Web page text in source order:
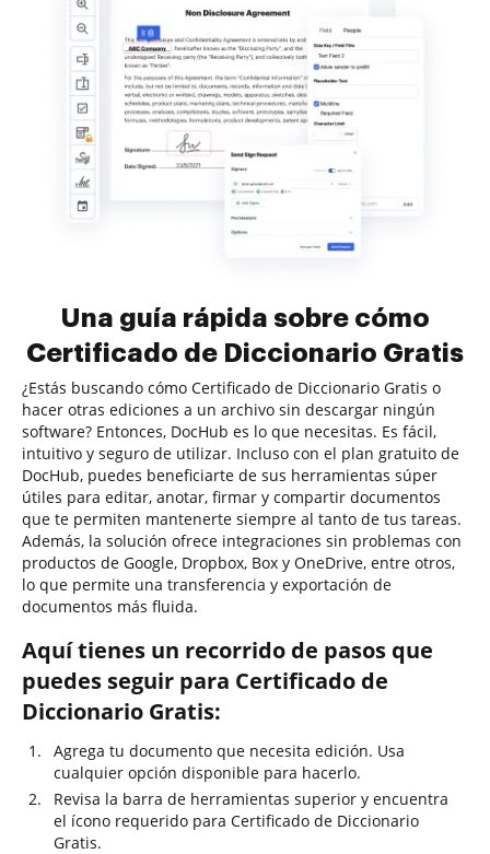
Una guía rápida sobre cómo
Certificado de Diccionario Gratis
¿Estás buscando cómo Certificado de Diccionario Gratis o
hacer otras ediciones a un archivo sin descargar ningún
software? Entonces, DocHub es lo que necesitas. Es fácil,
intuitivo y seguro de utilizar. Incluso con el plan gratuito de
DocHub, puedes beneficiarte de sus herramientas súper
útiles para editar, anotar, firmar y compartir documentos
que te permiten mantenerte siempre al tanto de tus tareas.
Además, la solución ofrece integraciones sin problemas con
productos de Google, Dropbox, Box y OneDrive, entre otros,
lo que permite una transferencia y exportación de
documentos más fluida.
Aquí tienes un recorrido de pasos que
puedes seguir para Certificado de
Diccionario Gratis:
Agrega tu documento que necesita edición. Usa
cualquier opción disponible para hacerlo.
Revisa la barra de herramientas superior y encuentra
el ícono requerido para Certificado de Diccionario
Gratis.